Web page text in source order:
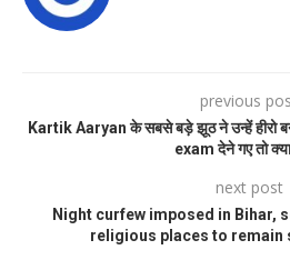
previous
Kartik Aaryan के सबसे बड़े झूठ ने उन्हें हीरो
exam देने गए तो
next post
Night curfew imposed in Bihar,
religious places to remain